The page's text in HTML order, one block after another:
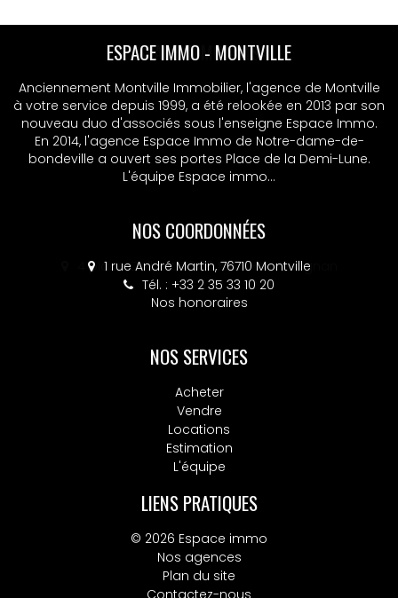
ESPACE IMMO - MSA
Anciennement Montville Immobilier, l'agence de Montville
à votre service depuis 1999, a été relookée en 2013 par son
nouveau duo d'associés sous l'enseigne Espace Immo.
En 2014, l'agence Espace Immo de Notre-dame-de-
bondeville a ouvert ses portes Place de la Demi-Lune.
L'équipe Espace immo...
NOS COORDONNÉES
4 place Colbert, 76130 Mont-Saint-Aignan
Tél. : +33 2 32 10 52 14
Nos honoraires
NOS SERVICES
Acheter
Vendre
Locations
Estimation
L'équipe
LIENS PRATIQUES
© 2026 Espace immo
Nos agences
Plan du site